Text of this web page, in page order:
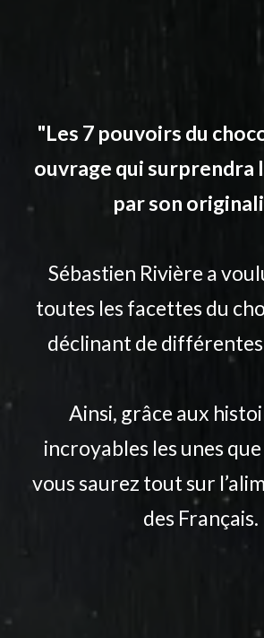
"Les 7 pouvoirs du
ouvrage qui surprendra
par son
Sébastien Rivière a
toutes les facettes du
déclinant de
Ainsi, grâce aux
incroyables les unes
vous saurez tout sur
des Français.